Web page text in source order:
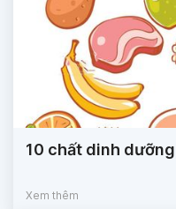
10 chất dinh
Xem thêm